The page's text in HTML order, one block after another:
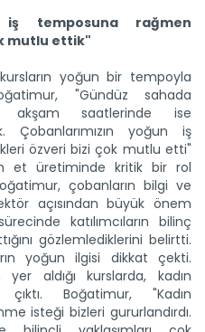
iş temposuna rağmen
mutlu ettik"
yoğun bir tempoyla
"Gündüz sahada
akşam saatlerinde ise
Çobanlarımızın yoğun iş
özveri bizi çok mutlu etti"
et üretiminde kritik bir rol
çobanların bilgi ve
açısından büyük önem
katılımcıların bilinç
gözlemlediklerini belirtti.
yoğun ilgisi dikkat çekti.
aldığı kurslarda, kadın
Boğatimur, "Kadın
isteği bizleri gururlandırdı.